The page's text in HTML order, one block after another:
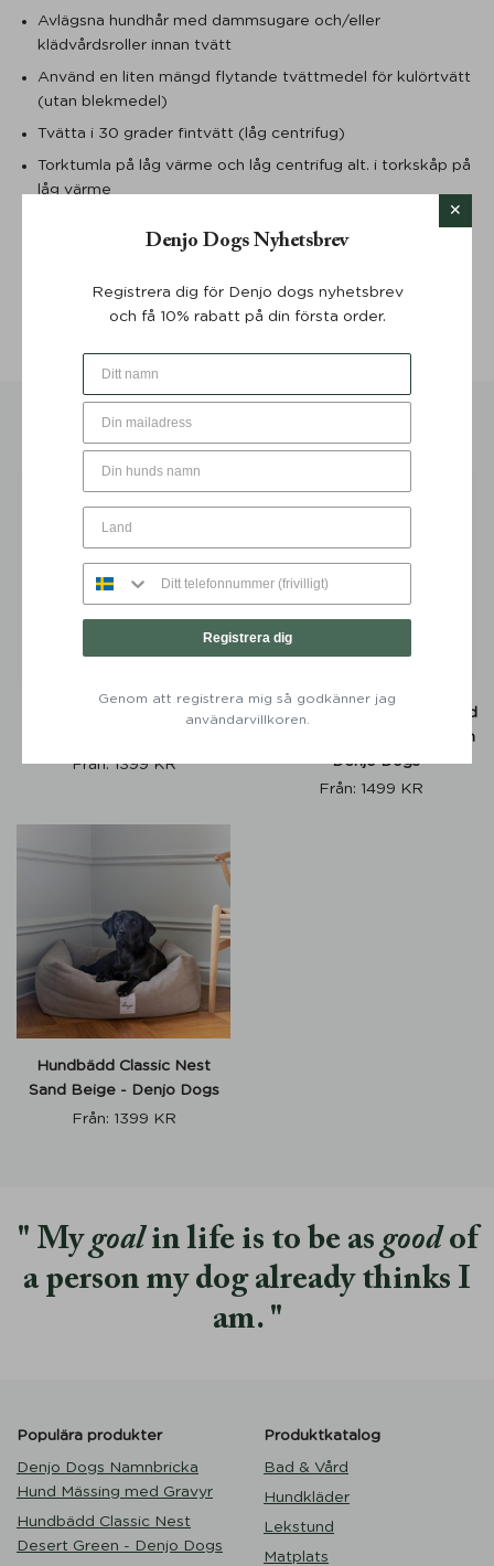
Avlägsna hundhår med dammsugare och/eller
klädvårdsroller innan tvätt
Använd en liten mängd flytande tvättmedel för kulörtvätt
(utan blekmedel)
Tvätta i 30 grader fintvätt (låg centrifug)
Torktumla på låg värme och låg centrifug alt. i torkskåp på
låg värme
Använd ej blekmedel eller sköljmedel
Vid tvätt av klädseln till innerkudde – låt hängtorka
DU KANSKE OCKSÅ GILLAR …
Från:1399KR
Hundbädd Classic Nest med
Läderdetaljer Desert Green
- Denjo Dogs
Från: 1499 KR
Hundbädd Classic Nest
Sand Beige - Denjo Dogs
Från: 1399 KR
My goalin life is to be as goodof
a person my dog already thinks I
am.
Populära produkter
Denjo Dogs Namnbricka
Hund Mässing med Gravyr
Hundbädd Classic Nest
Desert Green - Denjo Dogs
Produktkatalog
Bad & Vård
Hundkläder
Lekstund
Matplats
Denjo Dogs Nyhetsbrev
Registrera dig för Denjo dogs nyhetsbrev
och få 10% rabatt på din första order.
Registrera dig
Genom att registrera mig så godkänner jag
användarvillkoren.